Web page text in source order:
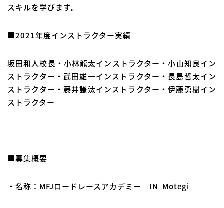
スキルを学びます。
■2021年度インストラクター実績
坂田和人校長・小林龍太インストラクター・小山知良イン
ストラクター・武田雄一インストラクター・長島哲太イン
ストラクター・藤井謙汰インストラクター・伊藤勇樹イン
ストラクター
■募集概要
・名称：MFJロードレースアカデミー IN Motegi